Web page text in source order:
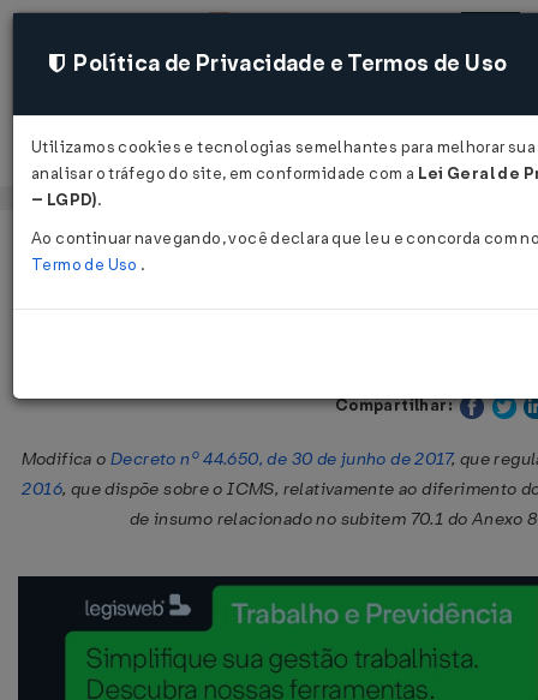
Acessar
Página Inicial Legislações Legislação Estadual - Pernambuco
Decreto Nº 49612 DE 22/10/2020
Compartilhar:
Modifica o Decreto nº 44.650, de 30 de junho de 2017, que
2016, que dispõe sobre o ICMS, relativamente ao diferimento
de insumo relacionado no subitem 70.1 do Anexo
Política de Privacidade e Termos de Uso
Utilizamos cookies e tecnologias semelhantes para melhorar
analisar o tráfego do site, em conformidade com a Lei Geral de
– LGPD).
Ao continuar navegando, você declara que leu e concorda com
Termo de Uso .